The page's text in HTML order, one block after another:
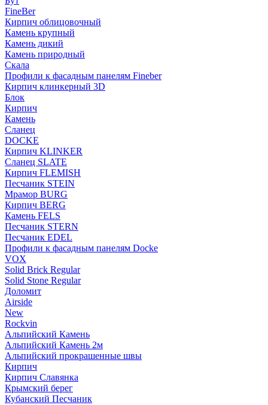
FineBer
Кирпич облицовочный
Камень крупный
Камень дикий
Камень природный
Скала
Профили к фасадным панелям Fineber
Кирпич клинкерный 3D
Блок
Кирпич
Камень
Сланец
DOCKE
Кирпич KLINKER
Сланец SLATE
Кирпич FLEMISH
Пес­ча­ник STEIN
Мрамор BURG
Кирпич BERG
Камень FELS
Пес­ча­ник STERN
Пес­ча­ник EDEL
Профили к фасадным панелям Docke
VOX
Solid Brick Regular
Solid Stone Regular
Доломит
Airside
New
Rockvin
Альпийский Камень
Альпийский Камень 2м
Альпийский прокрашенные швы
Кирпич
Кирпич Славянка
Крымский берег
Кубанский Песчаник